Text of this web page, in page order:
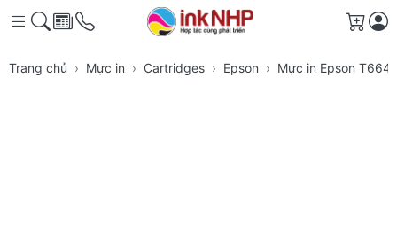
Giỏ
Trang chủ Mực in Cartridges Epson Mực in Epson